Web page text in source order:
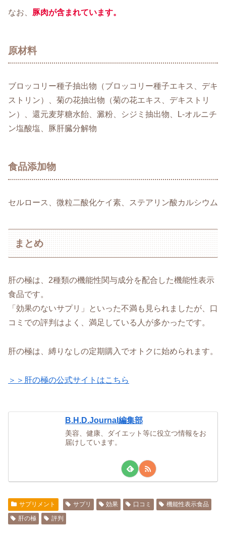
なお、 豚肉が含まれています。
原材料
ブロッコリー種子抽出物（ブロッコリー種子エキス、デキ
ストリン）、菊の花抽出物（菊の花エキス、デキストリ
ン）、還元麦芽糖水飴、澱粉、シジミ抽出物、L-オルニチ
ン塩酸塩、豚肝臓分解物
食品添加物
セルロース、微粒二酸化ケイ素、ステアリン酸カルシウム
まとめ
肝の極は、2種類の機能性関与成分を配合した機能性表示
食品です。
「効果のないサプリ」といった不満も見られましたが、口
コミでの評判はよく、満足している人が多かったです。
肝の極は、縛りなしの定期購入でオトクに始められます。
＞＞肝の極の公式サイトはこちら
B.H.D.Journal編集部
美容、健康、ダイエット等に役立つ情報をお
届けしています。
サプリメント サプリ 効果 口コミ
機能性表示食品
肝の極
評判